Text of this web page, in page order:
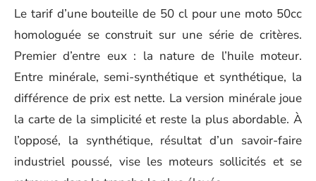
Le tarif d’une bouteille de 50 cl pour une moto 50cc
homologuée se construit sur une série de critères.
Premier d’entre eux : la nature de l’huile moteur.
Entre minérale, semi-synthétique et synthétique, la
différence de prix est nette. La version minérale joue
la carte de la simplicité et reste la plus abordable. À
l’opposé, la synthétique, résultat d’un savoir-faire
industriel poussé, vise les moteurs sollicités et se